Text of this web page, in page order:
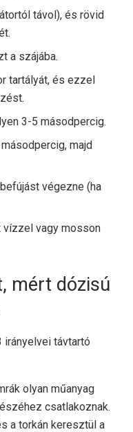
távol), és rövid
a szájába.
tartályát, és ezzel
3-5 másodpercig.
majd
végezne (ha
vízzel vagy mosson
mért dózisú
irányelvei távtartó
olyan műanyag
csatlakoznak.
a torkán keresztül a